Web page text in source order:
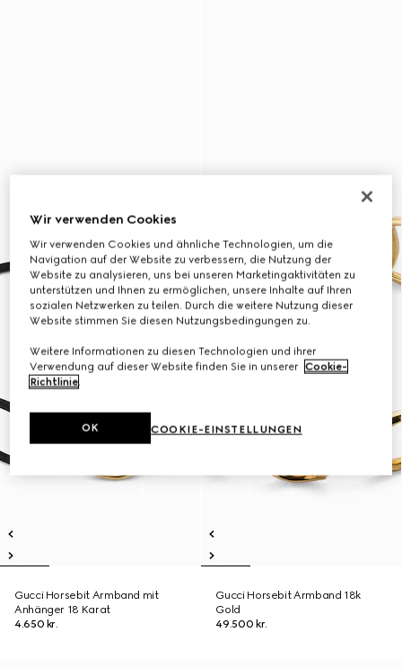
Gucci Horsebit Armband mit
Anhänger 18 Karat
4.650 kr.
Gucci Horsebit Armband 18k
Gold
49.500 kr.
Wir verwenden Cookies
Wir verwenden Cookies und ähnliche Technologien, um die
Navigation auf der Website zu verbessern, die Nutzung der
Website zu analysieren, uns bei unseren Marketingaktivitäten zu
unterstützen und Ihnen zu ermöglichen, unsere Inhalte auf Ihren
sozialen Netzwerken zu teilen. Durch die weitere Nutzung dieser
Website stimmen Sie diesen Nutzungsbedingungen zu.
Weitere Informationen zu diesen Technologien und ihrer
Verwendung auf dieser Website finden Sie in unserer Cookie-
Richtlinie.
COOKIE-EINSTELLUNGEN
OK